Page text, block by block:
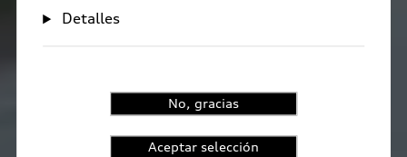
Detalles
No, gracias
Aceptar selección